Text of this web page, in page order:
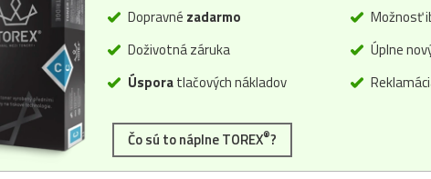
Dopravné zadarmo
Doživotná záruka
Úsporatlačových nákladov
Možnosť
Úplne
Čo sú to náplne TOREX®?